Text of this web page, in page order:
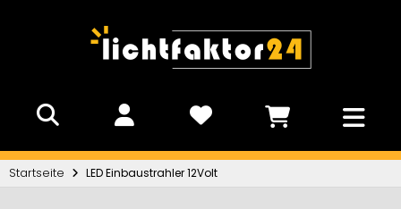
Startseite LED Einbaustrahler 12Volt